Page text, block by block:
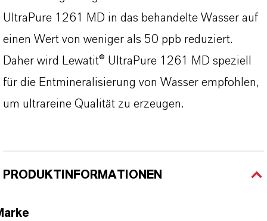
UltraPure 1261 MD in das behandelte Wasser auf
einen Wert von weniger als 50 ppb reduziert.
Daher wird Lewatit® UltraPure 1261 MD speziell
für die Entmineralisierung von Wasser empfohlen,
um ultrareine Qualität zu erzeugen.
PRODUKTINFORMATIONEN